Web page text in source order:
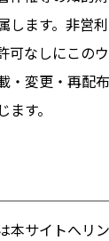
します。非営
可なしにこの
・変更・再配
す。
本サイトへリ